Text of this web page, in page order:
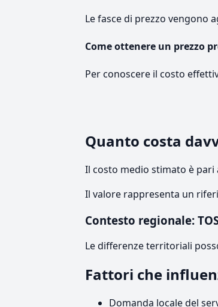
Le fasce di prezzo vengono
Come ottenere un prezzo
Per conoscere il costo
Quanto costa
Il costo medio stimato è pari
Il valore rappresenta un
Contesto regionale:
Le differenze territoriali
Fattori che
Domanda locale del